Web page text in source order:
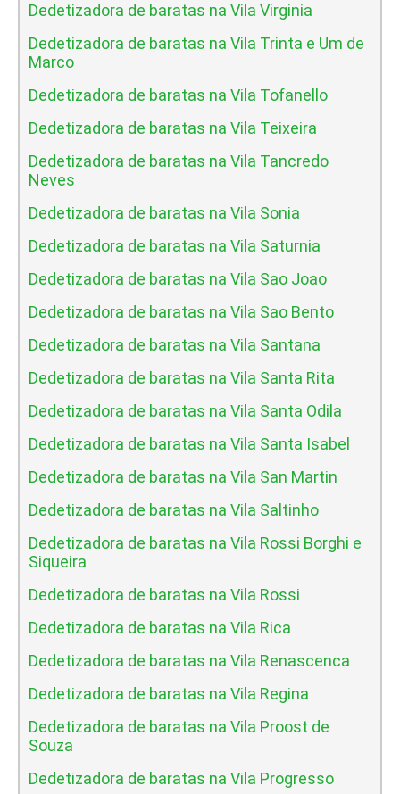
Dedetizadora de baratas na Vila Virginia
Dedetizadora de baratas na Vila Trinta e Um de
Marco
Dedetizadora de baratas na Vila Tofanello
Dedetizadora de baratas na Vila Teixeira
Dedetizadora de baratas na Vila Tancredo
Neves
Dedetizadora de baratas na Vila Sonia
Dedetizadora de baratas na Vila Saturnia
Dedetizadora de baratas na Vila Sao Joao
Dedetizadora de baratas na Vila Sao Bento
Dedetizadora de baratas na Vila Santana
Dedetizadora de baratas na Vila Santa Rita
Dedetizadora de baratas na Vila Santa Odila
Dedetizadora de baratas na Vila Santa Isabel
Dedetizadora de baratas na Vila San Martin
Dedetizadora de baratas na Vila Saltinho
Dedetizadora de baratas na Vila Rossi Borghi e
Siqueira
Dedetizadora de baratas na Vila Rossi
Dedetizadora de baratas na Vila Rica
Dedetizadora de baratas na Vila Renascenca
Dedetizadora de baratas na Vila Regina
Dedetizadora de baratas na Vila Proost de
Souza
Dedetizadora de baratas na Vila Progresso